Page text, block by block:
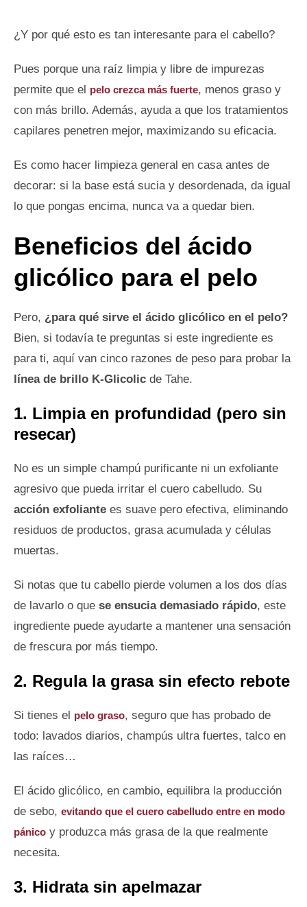
¿Y por qué esto es tan interesante para el cabello?
Pues porque una raíz limpia y libre de impurezas
permite que el pelo crezca más fuerte, menos graso y
con más brillo. Además, ayuda a que los tratamientos
capilares penetren mejor, maximizando su eficacia.
Es como hacer limpieza general en casa antes de
decorar: si la base está sucia y desordenada, da igual
lo que pongas encima, nunca va a quedar bien.
Beneficios del ácido
glicólico para el pelo
Pero, ¿para qué sirve el ácido glicólico en el pelo?
Bien, si todavía te preguntas si este ingrediente es
para ti, aquí van cinco razones de peso para probar la
línea de brillo K-Glicolic de Tahe.
1. Limpia en profundidad (pero sin
resecar)
No es un simple champú purificante ni un exfoliante
agresivo que pueda irritar el cuero cabelludo. Su
acción exfoliante es suave pero efectiva, eliminando
residuos de productos, grasa acumulada y células
muertas.
Si notas que tu cabello pierde volumen a los dos días
de lavarlo o que se ensucia demasiado rápido, este
ingrediente puede ayudarte a mantener una sensación
de frescura por más tiempo.
2. Regula la grasa sin efecto rebote
Si tienes el pelo graso, seguro que has probado de
todo: lavados diarios, champús ultra fuertes, talco en
las raíces…
El ácido glicólico, en cambio, equilibra la producción
de sebo, evitando que el cuero cabelludo entre en modo
pánico y produzca más grasa de la que realmente
necesita.
3. Hidrata sin apelmazar